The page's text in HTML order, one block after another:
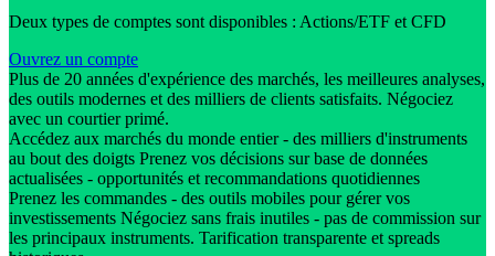
Deux types de comptes sont disponibles : Actions/ETF et CFD
Ouvrez un compte
Plus de 20 années d'expérience des marchés, les meilleures analyses,
des outils modernes et des milliers de clients satisfaits. Négociez
avec un courtier primé.
Accédez aux marchés du monde entier - des milliers d'instruments
au bout des doigts Prenez vos décisions sur base de données
actualisées - opportunités et recommandations quotidiennes
Prenez les commandes - des outils mobiles pour gérer vos
investissements Négociez sans frais inutiles - pas de commission sur
les principaux instruments. Tarification transparente et spreads